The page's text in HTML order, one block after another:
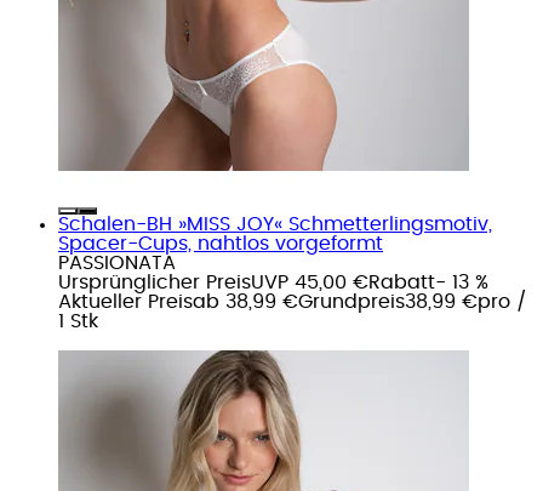
Schalen-BH »MISS JOY« Schmetterlingsmotiv,
Spacer-Cups, nahtlos vorgeformt
PASSIONATA
Ursprünglicher PreisUVP 45,00 €Rabatt- 13 %
Aktueller Preisab 38,99 €Grundpreis38,99 €pro /
1 Stk